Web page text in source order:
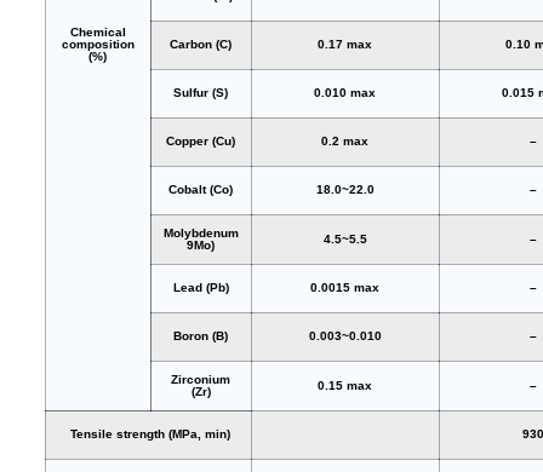
Chemical
composition
(%)
Carbon (C) 0.17 max 0.10
Sulfur (S) 0.010 max 0.015
Copper (Cu) 0.2 max –
Cobalt (Co) 18.0~22.0 –
Molybdenum
9Mo)
4.5~5.5 –
Lead (Pb) 0.0015 max –
Boron (B) 0.003~0.010 –
Zirconium
(Zr)
0.15 max –
Tensile strength (MPa, min) 930